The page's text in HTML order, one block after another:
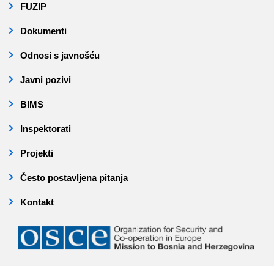
FUZIP
Dokumenti
Odnosi s javnošću
Javni pozivi
BIMS
Inspektorati
Projekti
Često postavljena pitanja
Kontakt